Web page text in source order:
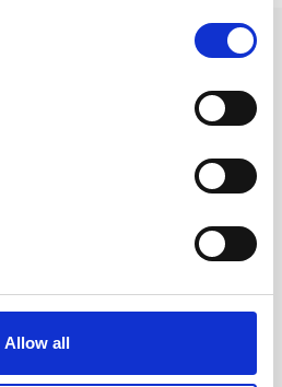
Allow all
även på
C5 Kuvert 5-pack 110g